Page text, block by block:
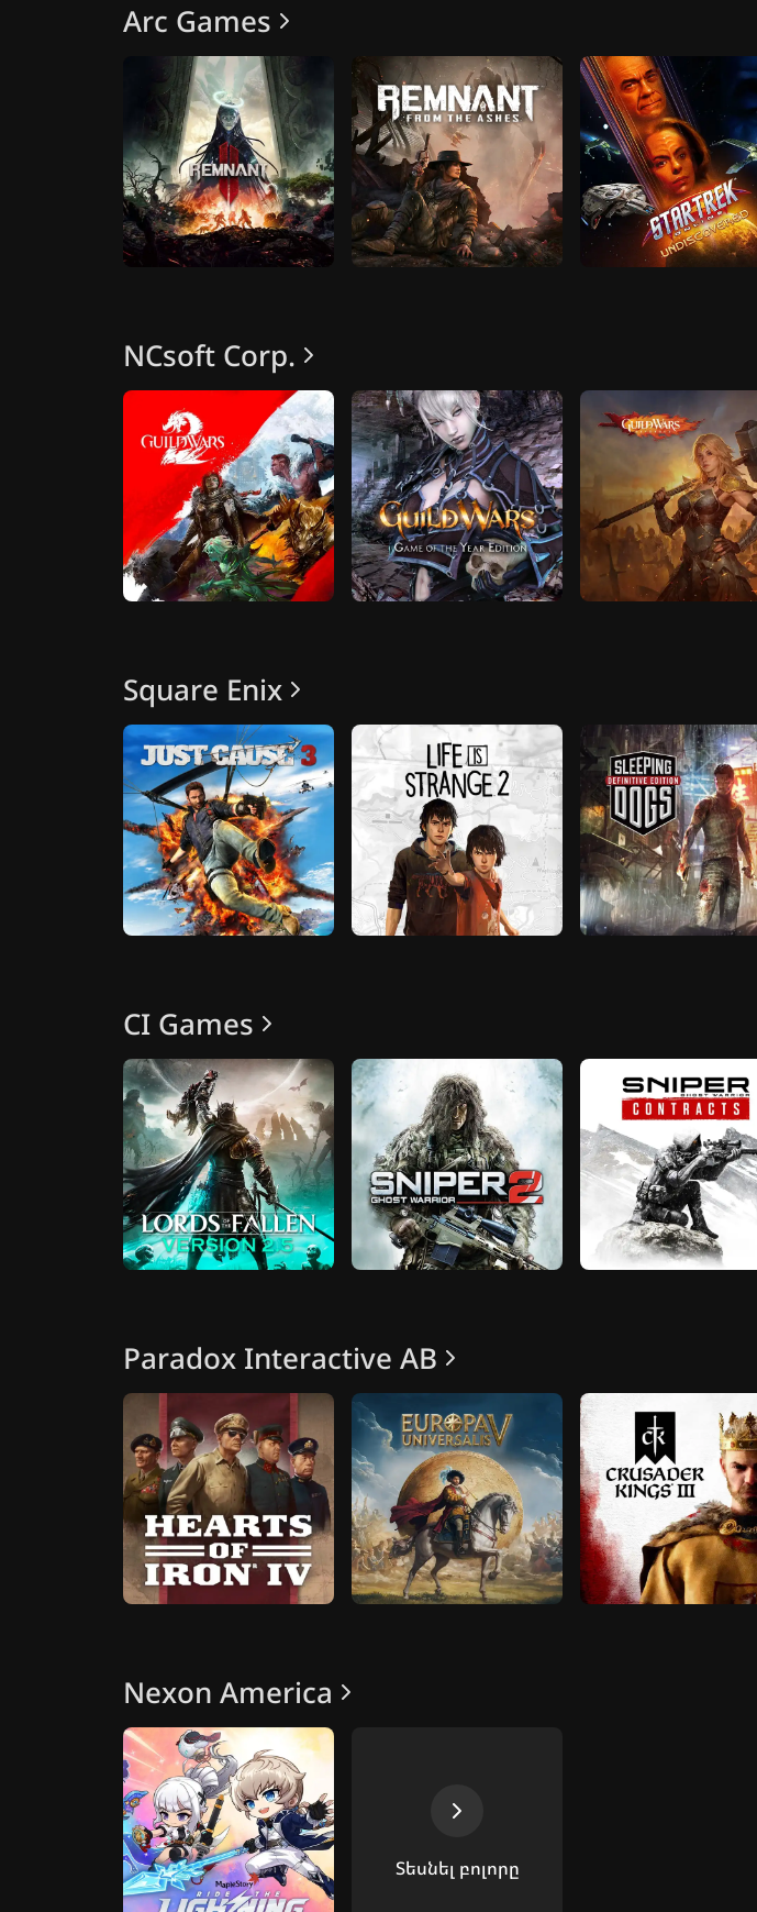
Arc Games
NCsoft Corp.
Square Enix
CI Games
Paradox Interactive AB
Nexon America
Տեսնել բոլորը